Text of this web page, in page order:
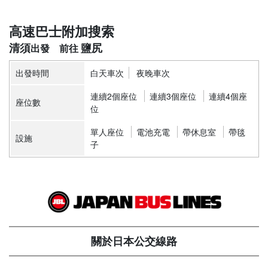
高速巴士附加搜索
清須 鹽尻
出發時間 白天車次 夜晚車次
座位數 連續2個座位 連續3個座位
連續4個座
位
設施 單人座位 電池充電 帶休息室
帶毯
子
關於日本公交線路